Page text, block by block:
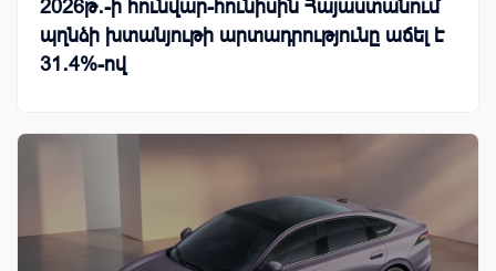
2026թ․-ի հունվար-հունիսին Հայաստանում
պղնձի խտանյութի արտադրությունը աճել է
31․4%-ով